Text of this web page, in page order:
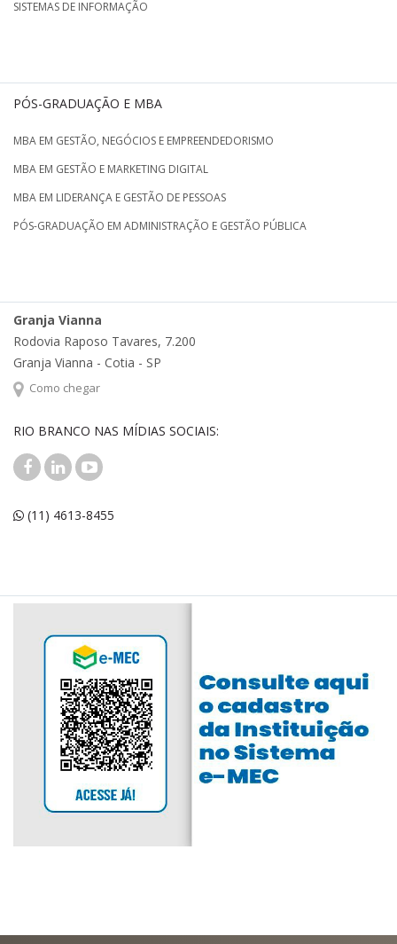
SISTEMAS DE INFORMAÇÃO
PÓS-GRADUAÇÃO E MBA
MBA EM GESTÃO, NEGÓCIOS E EMPREENDEDORISMO
MBA EM GESTÃO E MARKETING DIGITAL
MBA EM LIDERANÇA E GESTÃO DE PESSOAS
PÓS-GRADUAÇÃO EM ADMINISTRAÇÃO E GESTÃO PÚBLICA
Granja Vianna
Rodovia Raposo Tavares, 7.200
Granja Vianna - Cotia - SP
Como chegar
RIO BRANCO NAS MÍDIAS SOCIAIS:
(11) 4613-8455